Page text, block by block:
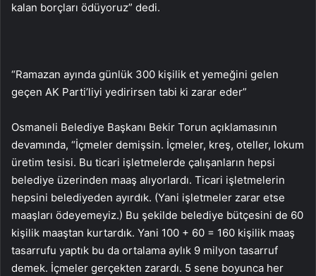
kalan borçları ödüyoruz” dedi.
“Ramazan ayında günlük 300 kişilik et yemeğini gelen
geçen AK Parti’liyi yedirirsen tabi ki zarar eder”
Osmaneli Belediye Başkanı Bekir Torun açıklamasının
devamında, “İçmeler demişsin. İçmeler, kreş, oteller, lokum
üretim tesisi. Bu ticari işletmelerde çalışanların hepsi
belediye üzerinden maaş alıyorlardı. Ticari işletmelerin
hepsini belediyeden ayırdık. (Yani işletmeler zarar etse
maaşları ödeyemeyiz.) Bu şekilde belediye bütçesini de 60
kişilik maaştan kurtardık. Yani 100 + 60 = 160 kişilik maaş
tasarrufu yaptık bu da ortalama aylık 9 milyon tasarruf
demek. İçmeler gerçekten zarardı. 5 sene boyunca her